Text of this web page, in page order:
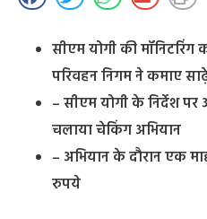
सीएम योगी की
परिवहन निगम ने कमाए
– सीएम योगी के निर्देश
चलाया चेकिंग अभियान
– अभियान के दौरान एक
रुपये